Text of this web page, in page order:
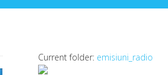
Current folder: emisiuni_radio